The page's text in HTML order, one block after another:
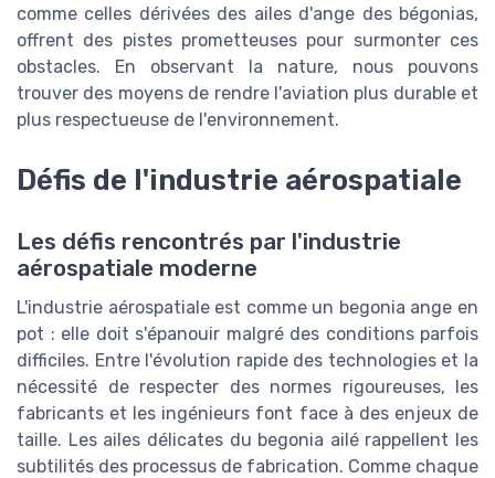
comme celles dérivées des ailes d'ange des bégonias,
offrent des pistes prometteuses pour surmonter ces
obstacles. En observant la nature, nous pouvons
trouver des moyens de rendre l'aviation plus durable et
plus respectueuse de l'environnement.
Défis de l'industrie aérospatiale
Les défis rencontrés par l'industrie
aérospatiale moderne
L'industrie aérospatiale est comme un begonia ange en
pot : elle doit s'épanouir malgré des conditions parfois
difficiles. Entre l'évolution rapide des technologies et la
nécessité de respecter des normes rigoureuses, les
fabricants et les ingénieurs font face à des enjeux de
taille. Les ailes délicates du begonia ailé rappellent les
subtilités des processus de fabrication. Comme chaque